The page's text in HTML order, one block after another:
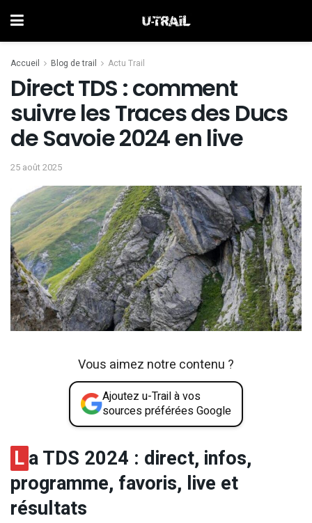
Accueil Blog de trail Actu Trail
Direct TDS : comment
suivre les Traces des Ducs
de Savoie 2024 en live
25 août 2025
Vous aimez notre contenu ?
Ajoutez u-Trail à vos
sources préférées Google
La TDS 2024 : direct, infos,
programme, favoris, live et
résultats